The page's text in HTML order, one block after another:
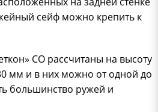
сейф можно крепить к
СО рассчитаны на высоту
мм и в них можно от одной до
большинство ружей и